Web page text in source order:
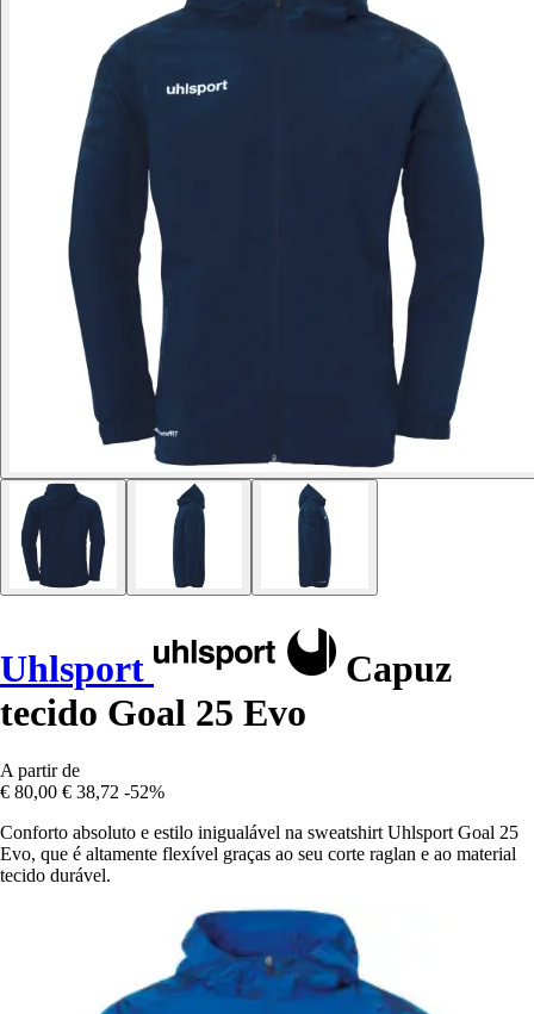
Uhlsport
Capuz
tecido Goal 25 Evo
A partir de
€ 80,00 € 38,72 -52%
Conforto absoluto e estilo inigualável na sweatshirt Uhlsport Goal 25
Evo, que é altamente flexível graças ao seu corte raglan e ao material
tecido durável.